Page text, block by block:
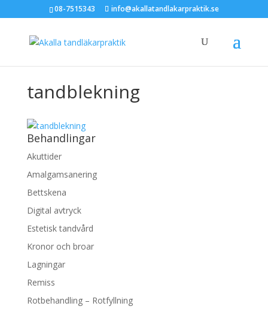
08-7515343 info@akallatandlakarpraktik.se
tandblekning
Behandlingar
Akuttider
Amalgamsanering
Bettskena
Digital avtryck
Estetisk tandvård
Kronor och broar
Lagningar
Remiss
Rotbehandling – Rotfyllning